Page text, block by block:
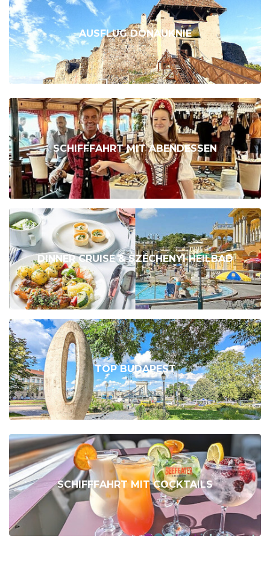
AUSFLUG DONAUKNIE
SCHIFFFAHRT MIT ABENDESSEN
DINNER CRUISE & SZÉCHENYI HEILBAD
TOP BUDAPEST
SCHIFFFAHRT MIT COCKTAILS